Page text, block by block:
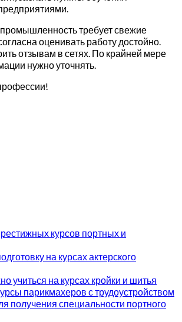
требует свежие
оценивать работу достойно.
отзывам в сетях. По крайней мере
нужно уточнять.
курсов портных и
на курсах актерского
учиться на курсах кройки и шитья
парикмахеров с трудоустройством
получения специальности портного